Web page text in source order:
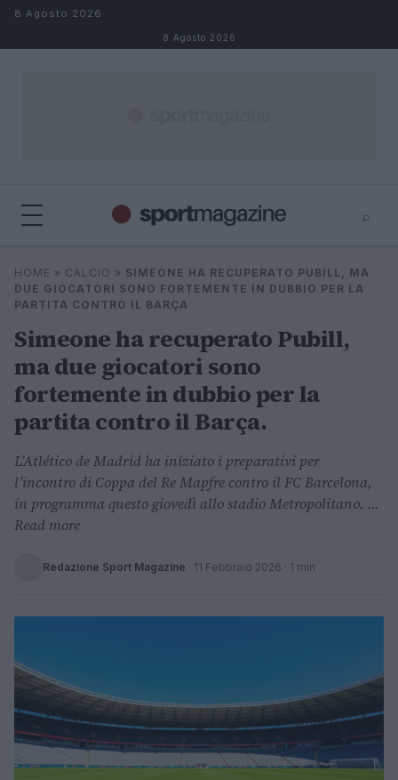
Salta al contenuto
8 Agosto 2026
8 Agosto 2026
⌕
Cerca
⌕
HOME » CALCIO » SIMEONE HA RECUPERATO PUBILL, MA
DUE GIOCATORI SONO FORTEMENTE IN DUBBIO PER LA
PARTITA CONTRO IL BARÇA
Simeone ha recuperato Pubill,
ma due giocatori sono
fortemente in dubbio per la
partita contro il Barça.
L’Atlético de Madrid ha iniziato i preparativi per
l’incontro di Coppa del Re Mapfre contro il FC Barcelona,
in programma questo giovedì allo stadio Metropolitano. ...
Read more
Redazione Sport Magazine · 11 Febbraio 2026 · 1 min